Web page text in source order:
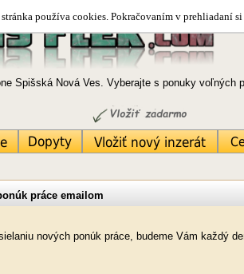
používa cookies. Pokračovaním v prehliadaní
Spišská Nová Ves. Vyberajte s ponuky
práce emailom
nových ponúk práce, budeme Vám každý